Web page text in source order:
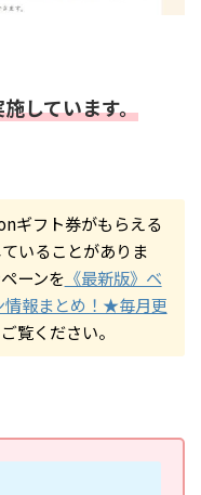
しています。
ギフト券がもらえる
いることがありま
ーンを 《最新版》ベ
情報まとめ！★毎月更
覧ください。